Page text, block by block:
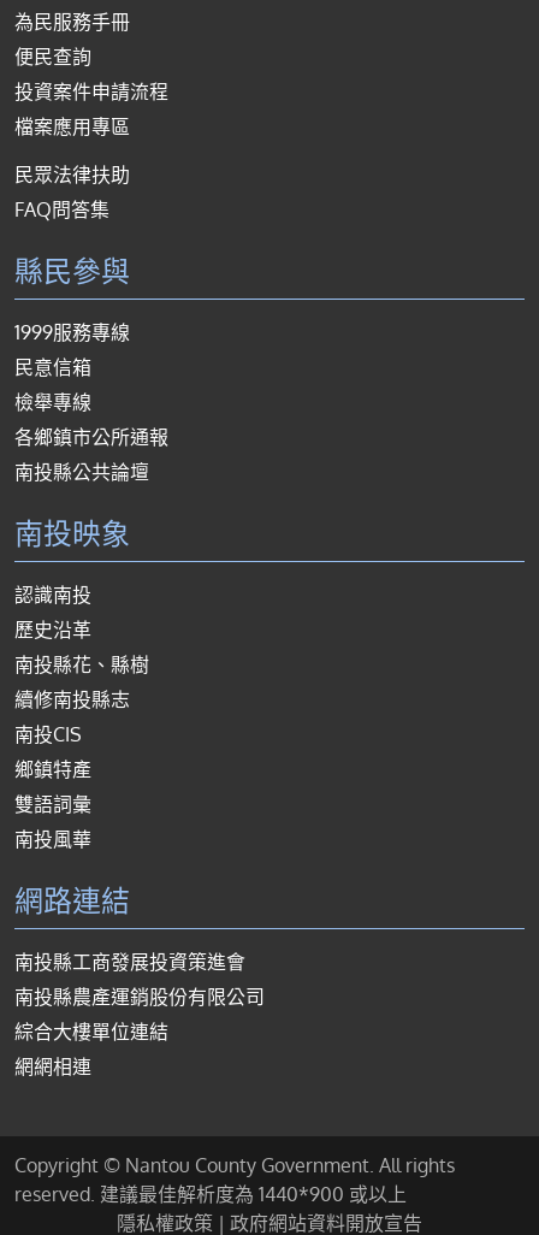
為民服務手冊
便民查詢
投資案件申請流程
檔案應用專區
民眾法律扶助
FAQ問答集
縣民參與
1999服務專線
民意信箱
檢舉專線
各鄉鎮市公所通報
南投縣公共論壇
南投映象
認識南投
歷史沿革
南投縣花、縣樹
續修南投縣志
南投CIS
鄉鎮特產
雙語詞彙
南投風華
網路連結
南投縣工商發展投資策進會
南投縣農產運銷股份有限公司
綜合大樓單位連結
網網相連
Copyright © Nantou County Government. All rights
reserved. 建議最佳解析度為 1440*900 或以上
隱私權政策 | 政府網站資料開放宣告